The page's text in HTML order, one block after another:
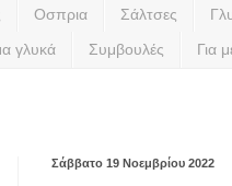
Οσπρια Σάλτσες
γλυκά Συμβουλές Για
Σάββατο 19 Νοεμβρίου 2022